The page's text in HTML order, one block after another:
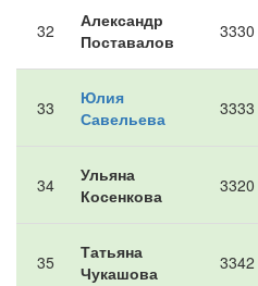
32
Александр
Поставалов
3330
33
Юлия
Савельева
3333
34
Ульяна
Косенкова
3320
35
Татьяна
Чукашова
3342